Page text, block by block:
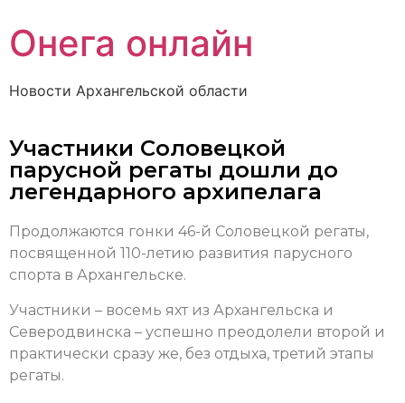
Онега онлайн
Новости Архангельской области
Участники Соловецкой
парусной регаты дошли до
легендарного архипелага
Продолжаются гонки 46-й Соловецкой регаты,
посвященной 110-летию развития парусного
спорта в Архангельске.
Участники – восемь яхт из Архангельска и
Северодвинска – успешно преодолели второй и
практически сразу же, без отдыха, третий этапы
регаты.